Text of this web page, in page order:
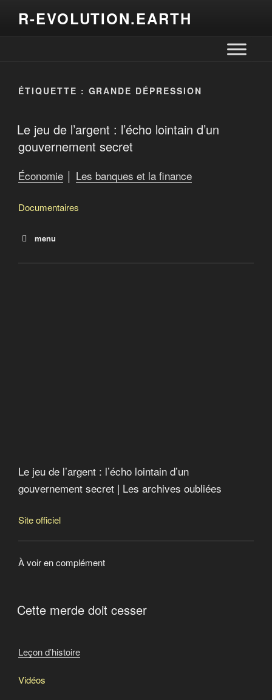
R-EVOLUTION.EARTH
ÉTIQUETTE : GRANDE DÉPRESSION
Le jeu de l’argent : l’écho lointain d’un
gouvernement secret
Économie │ Les banques et la finance
Documentaires
menu
Le jeu de l’argent : l’écho lointain d’un
gouvernement secret | Les archives oubliées
Site officiel
À voir en complément
Cette merde doit cesser
Leçon d’histoire
Vidéos